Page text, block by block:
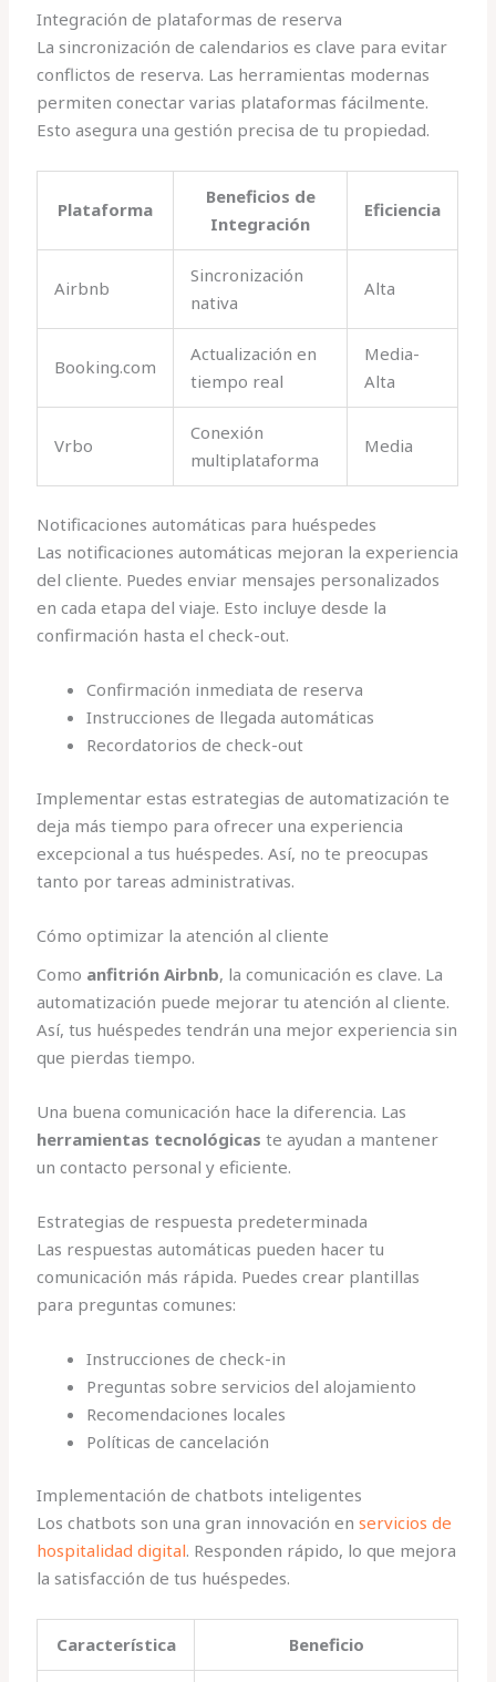
Integración de plataformas de reserva
La sincronización de calendarios es clave para evitar
conflictos de reserva. Las herramientas modernas
permiten conectar varias plataformas fácilmente.
Esto asegura una gestión precisa de tu propiedad.
Plataforma
Beneficios de
Integración
Eficiencia
Airbnb
Sincronización
nativa
Alta
Booking.com
Actualización en
tiempo real
Media-
Alta
Vrbo
Conexión
multiplataforma
Media
Notificaciones automáticas para huéspedes
Las notificaciones automáticas mejoran la experiencia
del cliente. Puedes enviar mensajes personalizados
en cada etapa del viaje. Esto incluye desde la
confirmación hasta el check-out.
Confirmación inmediata de reserva
Instrucciones de llegada automáticas
Recordatorios de check-out
Implementar estas estrategias de automatización te
deja más tiempo para ofrecer una experiencia
excepcional a tus huéspedes. Así, no te preocupas
tanto por tareas administrativas.
Cómo optimizar la atención al cliente
Como anfitrión Airbnb, la comunicación es clave. La
automatización puede mejorar tu atención al cliente.
Así, tus huéspedes tendrán una mejor experiencia sin
que pierdas tiempo.
Una buena comunicación hace la diferencia. Las
herramientas tecnológicas te ayudan a mantener
un contacto personal y eficiente.
Estrategias de respuesta predeterminada
Las respuestas automáticas pueden hacer tu
comunicación más rápida. Puedes crear plantillas
para preguntas comunes:
Instrucciones de check-in
Preguntas sobre servicios del alojamiento
Recomendaciones locales
Políticas de cancelación
Implementación de chatbots inteligentes
Los chatbots son una gran innovación enservicios de
hospitalidad digital. Responden rápido, lo que mejora
la satisfacción de tus huéspedes.
Característica Beneficio